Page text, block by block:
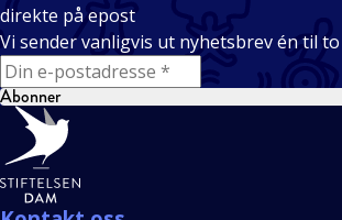
direkte på epost
Vi sender vanligvis ut nyhetsbrev én til
E-mail
Abonner
Bunntekst